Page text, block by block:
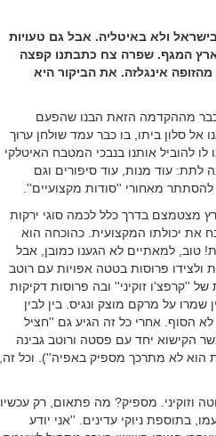
ולא באיטליה. אבל גם טעויות
המגף. שפרה צח כתבתנו קפצה
אינגלזה. את הביקור היא
כבר מההקדמה הזאת הבנו שהפעם
סלון ביתו, בו כבר עמד שולחן ערוך
להוביל אותנו בנבכי המטבח האיטלקי
לתת: עוד מנות, עוד סיפורים וגם
מאחורי ''סודות מקצועיים''.
מצטמצם בדרך כלל לכמה סוגי ירקות
את יכולתו המקצועית. כהוכחה הוא
טוב, למאתיים לא הגענו כמובן, אבל
ולצידו פרוסות בטטה אפויות עם רוטב
''קרפצ'ו זוקיני'' ובה פרוסות דקיקות
שמרו על מרקם מוצק ונגיס. בין לבין
לא הסוף. אחרי כל זה הגיע גם ''חציל
הקישוא יחד עם פסטה ורוטב גבינה
הוא לא מתרכך מספיק באפיה''). וכל זה,
וזוקיני. מספיק? מה פתאום, רק עכשיו
בתוספת ניוקי עדינים. ''אני יודע